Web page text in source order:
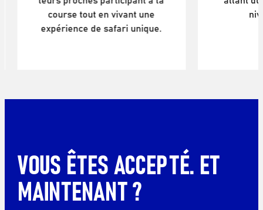
course tout en vivant une
expérience de safari unique.
VOUS ÊTES ACCEPTÉ. ET
MAINTENANT ?